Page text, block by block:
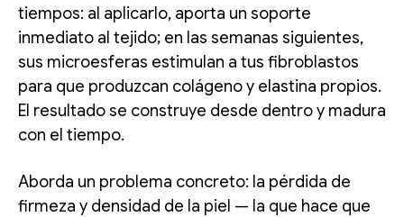
tiempos: al aplicarlo, aporta un soporte
inmediato al tejido; en las semanas siguientes,
sus microesferas estimulan a tus fibroblastos
para que produzcan colágeno y elastina propios.
El resultado se construye desde dentro y madura
con el tiempo.
Aborda un problema concreto: la pérdida de
firmeza y densidad de la piel — la que hace que